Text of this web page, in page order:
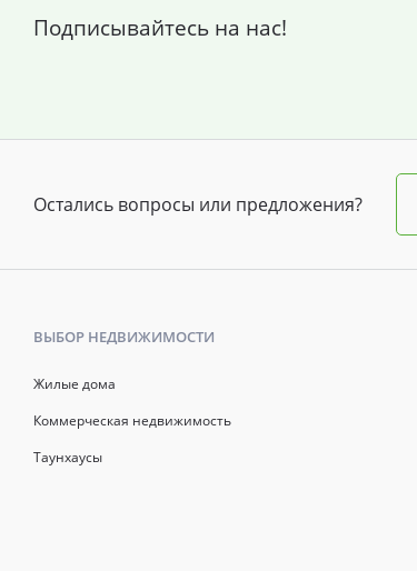
Подписывайтесь на нас!
Остались вопросы или предложения?
ВЫБОР НЕДВИЖИМОСТИ
Жилые дома
Коммерческая недвижимость
Таунхаусы